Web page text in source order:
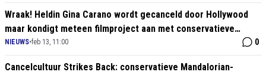
Wraak! Heldin Gina Carano wordt gecanceld door Hollywood
maar kondigt meteen filmproject aan met conservatieve
website!
NIEUWS•feb 13, 11:00 0
Cancelcultuur Strikes Back: conservatieve Mandalorian-